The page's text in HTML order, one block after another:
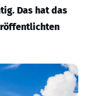
Das hat das